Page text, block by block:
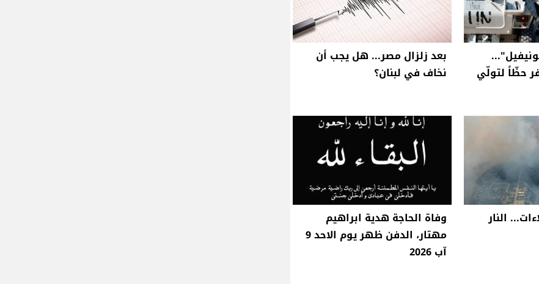
حظّاً لتولّي
بعد زلزال مصر... هل يجب أن
نخاف في لبنان؟
النار
وفاة الحاجة هدية ابراهيم
مهتار، الدفن ظهر يوم الاحد 9
آب 2026